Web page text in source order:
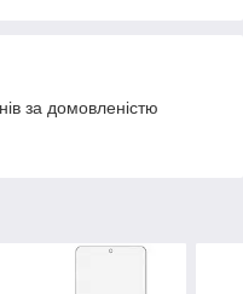
за домовленістю